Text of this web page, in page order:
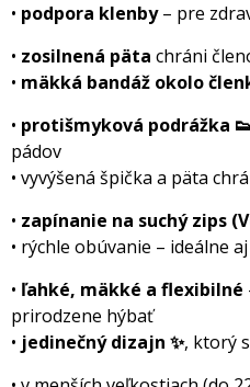
• podpora klenby– pre
• zosilnená päta chráni
• mäkká bandáž okolo
• protišmyková podrážka 👟
pádov
• vyvýšená špička a päta
• zapínanie na suchý zips
• rýchle obúvanie – ideálne
• ľahké, mäkké a flexibilné
prirodzene hýbať
• jedinečný dizajn ✨, ktorý